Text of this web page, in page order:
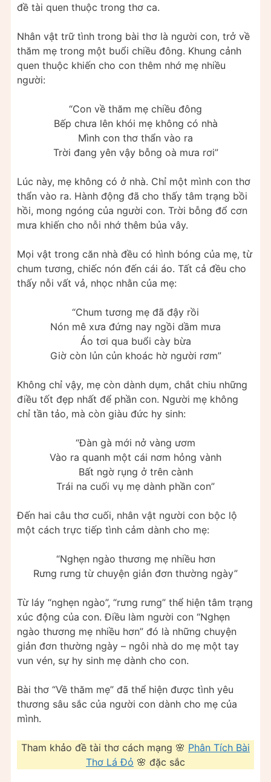
đề tài quen thuộc trong thơ ca.
Nhân vật trữ tình trong bài thơ là người con, trở về
thăm mẹ trong một buổi chiều đông. Khung cảnh
quen thuộc khiến cho con thêm nhớ mẹ nhiều
người:
“Con về thăm mẹ chiều đông
Bếp chưa lên khói mẹ không có nhà
Mình con thơ thẩn vào ra
Trời đang yên vậy bỗng oà mưa rơi”
Lúc này, mẹ không có ở nhà. Chỉ một mình con thơ
thẩn vào ra. Hành động đã cho thấy tâm trạng bồi
hồi, mong ngóng của người con. Trời bỗng đổ cơn
mưa khiến cho nỗi nhớ thêm bủa vây.
Mọi vật trong căn nhà đều có hình bóng của mẹ, từ
chum tương, chiếc nón đến cái áo. Tất cả đều cho
thấy nỗi vất vả, nhọc nhằn của mẹ:
“Chum tương mẹ đã đậy rồi
Nón mê xưa đứng nay ngồi dầm mưa
Áo tơi qua buổi cày bừa
Giờ còn lủn củn khoác hờ người rơm”
Không chỉ vậy, mẹ còn dành dụm, chắt chiu những
điều tốt đẹp nhất để phần con. Người mẹ không
chỉ tần tảo, mà còn giàu đức hy sinh:
“Đàn gà mới nở vàng ươm
Vào ra quanh một cái nơm hỏng vành
Bất ngờ rụng ở trên cành
Trái na cuối vụ mẹ dành phần con”
Đến hai câu thơ cuối, nhân vật người con bộc lộ
một cách trực tiếp tình cảm dành cho mẹ:
“Nghẹn ngào thương mẹ nhiều hơn
Rưng rưng từ chuyện giản đơn thường ngày”
Từ láy “nghẹn ngào”, “rưng rưng” thể hiện tâm trạng
xúc động của con. Điều làm người con “Nghẹn
ngào thương mẹ nhiều hơn” đó là những chuyện
giản đơn thường ngày – ngôi nhà do mẹ một tay
vun vén, sự hy sinh mẹ dành cho con.
Bài thơ “Về thăm mẹ” đã thể hiện được tình yêu
thương sâu sắc của người con dành cho mẹ của
mình.
Tham khảo đề tài thơ cách mạng 🌸 Phân Tích Bài
Thơ Lá Đỏ 🌸 đặc sắc